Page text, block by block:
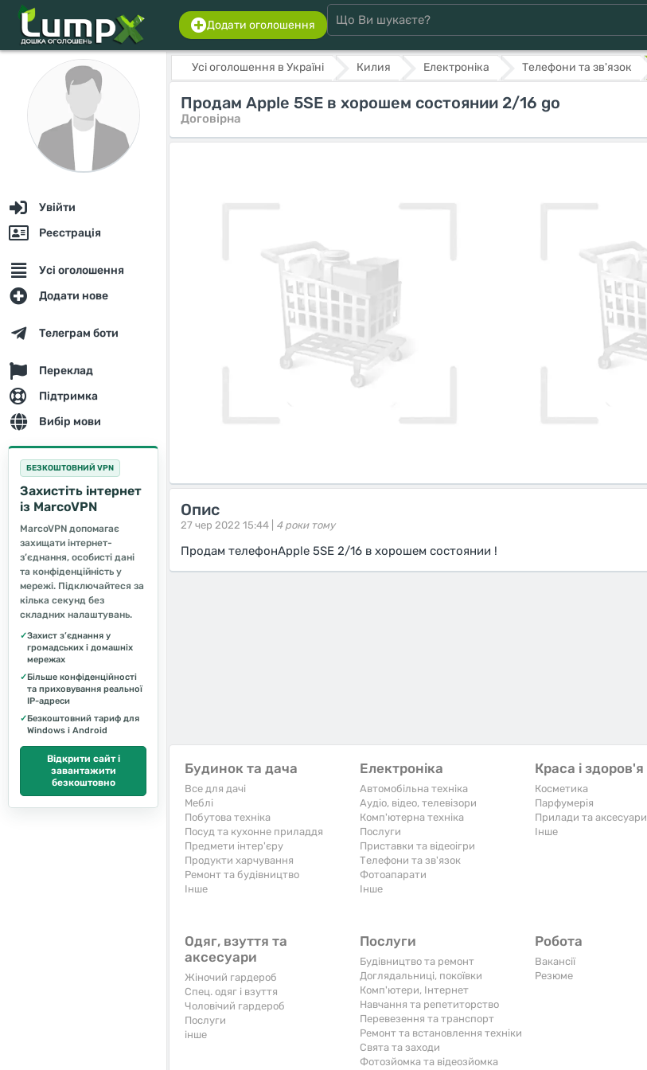
Додати оголошення
Увійти
Реєстрація
Усі оголошення
Додати нове
Телеграм боти
Переклад
Підтримка
Вибір мови
БЕЗКОШТОВНИЙ VPN
Захистіть інтернет
із MarcoVPN
MarcoVPN допомагає
захищати інтернет-
з’єднання, особисті дані
та конфіденційність у
мережі. Підключайтеся за
кілька секунд без
складних налаштувань.
✓Захист з’єднання у
громадських і домашніх
мережах
✓Більше конфіденційності
та приховування реальної
IP-адреси
✓Безкоштовний тариф для
Windows і Android
Відкрити сайт і
завантажити
безкоштовно
Усі оголошення в Україні Килия Електроніка Телефони та зв'язок
Продам Apple 5SE в хорошем состоянии 2/16 go
Договірна
Опис
27 чер 2022 15:44 | 4 роки тому
Продам телефонApple 5SE 2/16 в хорошем состоянии !
Будинок та дача
Все для дачі
Меблі
Побутова техніка
Посуд та кухонне приладдя
Предмети інтер'єру
Продукти харчування
Ремонт та будівництво
Iнше
Електроніка
Автомобільна техніка
Аудіо, відео, телевізори
Комп'ютерна техніка
Послуги
Приставки та відеоігри
Телефони та зв'язок
Фотоапарати
Iнше
Краса і здоров'я
Косметика
Парфумерія
Прилади та аксесуари
Iнше
Одяг, взуття та
аксесуари
Жіночий гардероб
Спец. одяг і взуття
Чоловічий гардероб
Послуги
інше
Послуги
Будівництво та ремонт
Доглядальниці, покоївки
Комп'ютери, Інтернет
Навчання та репетиторство
Перевезення та транспорт
Ремонт та встановлення техніки
Свята та заходи
Фотозйомка та відеозйомка
Робота
Вакансії
Резюме